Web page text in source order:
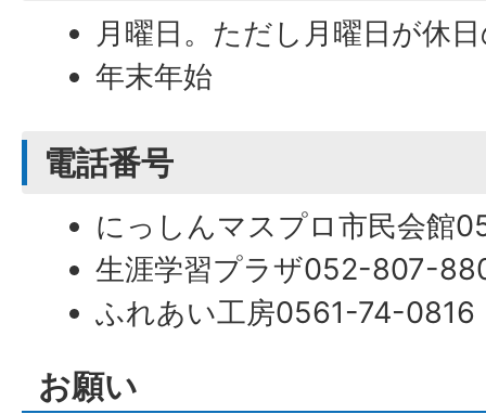
月曜日。ただし月曜日が休
年末年始
電話番号
にっしんマスプロ市民会館
生涯学習プラザ052-807-
ふれあい工房0561-74-0816
お願い